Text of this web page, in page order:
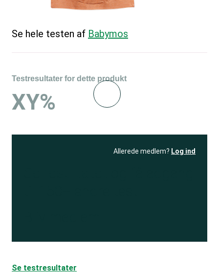
Se hele testen af Babymos
Testresultater for dette produkt
XY%
Allerede medlem? Log ind
Se testresultater